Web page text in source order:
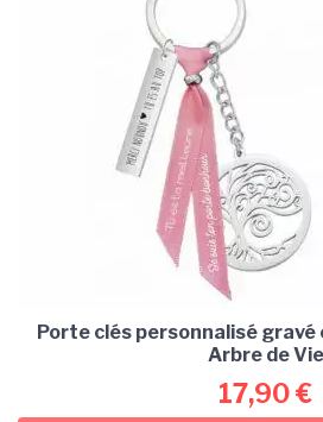
Porte clés personnalisé gravé
Arbre de Vie
17,90€